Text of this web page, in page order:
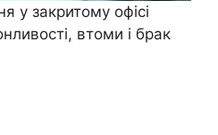
у закритому офісі
втоми і брак